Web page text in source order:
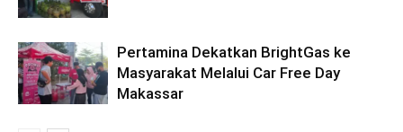
Pertamina Dekatkan BrightGas ke
Masyarakat Melalui Car Free Day
Makassar